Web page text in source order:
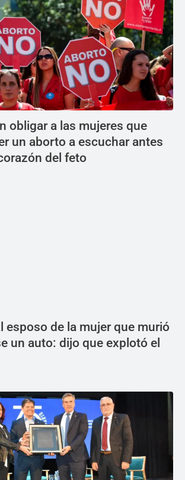
obligar a las mujeres que
un aborto a escuchar antes
del feto
esposo de la mujer que murió
un auto: dijo que explotó el